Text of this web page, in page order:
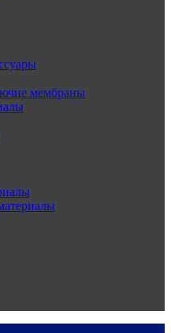
мембраны